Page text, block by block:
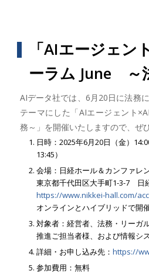
「AIエージェン
ーラム June ～
AIデータ社では、6月20日に法務
テーマにした「AIエージェント
務～」を開催いたしますので、ぜ
日時：2025年6月20日（金）
13:45）
会場：日経ホール＆カンファレ
東京都千代田区大手町1-3-7 日
https://www.nikkei-hall.com/
オンラインとハイブリッドで開
対象者：経営者、法務・リーガ
推進ご担当者様、および情報シ
詳細・お申し込み先： https://
参加費用：無料